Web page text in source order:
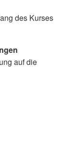
des Kurses
auf die